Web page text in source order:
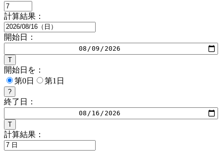
計算結果：
開始日：
T
開始日を：
第0日
第1日
?
終了日：
T
計算結果：